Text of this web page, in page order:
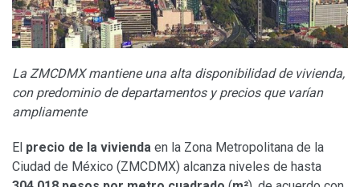
La ZMCDMX mantiene una alta disponibilidad de vivienda,
con predominio de departamentos y precios que varían
ampliamente
El precio de la vivienda en la Zona Metropolitana de la
Ciudad de México (ZMCDMX) alcanza niveles de hasta